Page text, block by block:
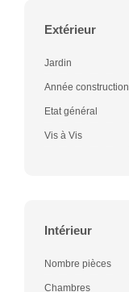
Extérieur
Jardin
Année construction
Etat général
Vis à Vis
Intérieur
Nombre pièces
Chambres